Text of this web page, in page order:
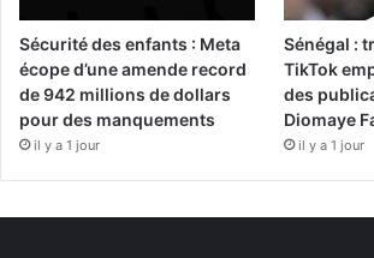
Sécurité des enfants : Meta
écope d’une amende record
de 942 millions de dollars
pour des manquements
il y a 1 jour
Sénégal :
TikTok
des
Diomaye
il y a 1 jour